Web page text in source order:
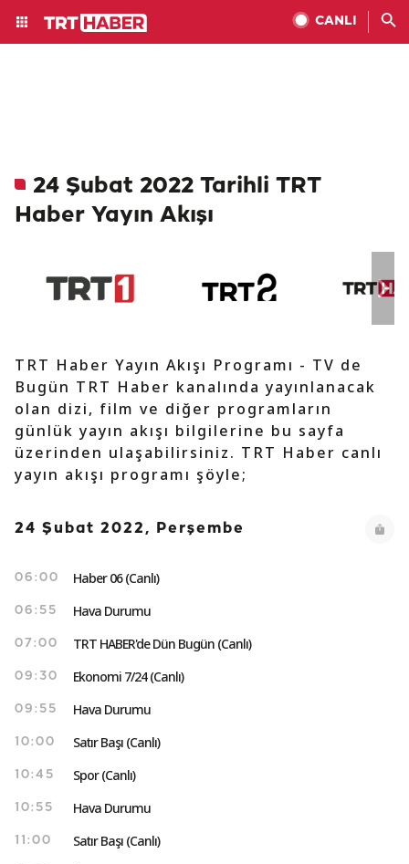
CANLI
24 Şubat 2022 Tarihli TRT
Haber Yayın Akışı
TRT Haber Yayın Akışı Programı - TV de
Bugün TRT Haber kanalında yayınlanacak
olan dizi, film ve diğer programların
günlük yayın akışı bilgilerine bu sayfa
üzerinden ulaşabilirsiniz. TRT Haber canlı
yayın akışı programı şöyle;
24 Şubat 2022, Perşembe
06:00 Haber 06 (Canlı)
06:55 Hava Durumu
07:00 TRT HABER'de Dün Bugün (Canlı)
09:30 Ekonomi 7/24 (Canlı)
09:55 Hava Durumu
10:00 Satır Başı (Canlı)
10:45 Spor (Canlı)
10:55 Hava Durumu
11:00 Satır Başı (Canlı)